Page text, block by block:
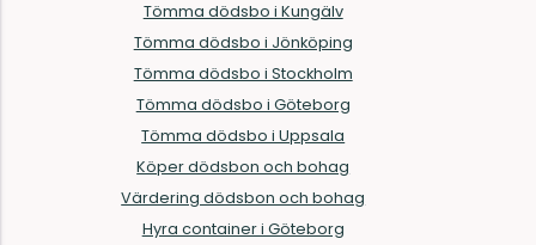
Tömma dödsbo i Kungälv
Tömma dödsbo i Jönköping
Tömma dödsbo i Stockholm
Tömma dödsbo i Göteborg
Tömma dödsbo i Uppsala
Köper dödsbon och bohag
Värdering dödsbon och bohag
Hyra container i Göteborg